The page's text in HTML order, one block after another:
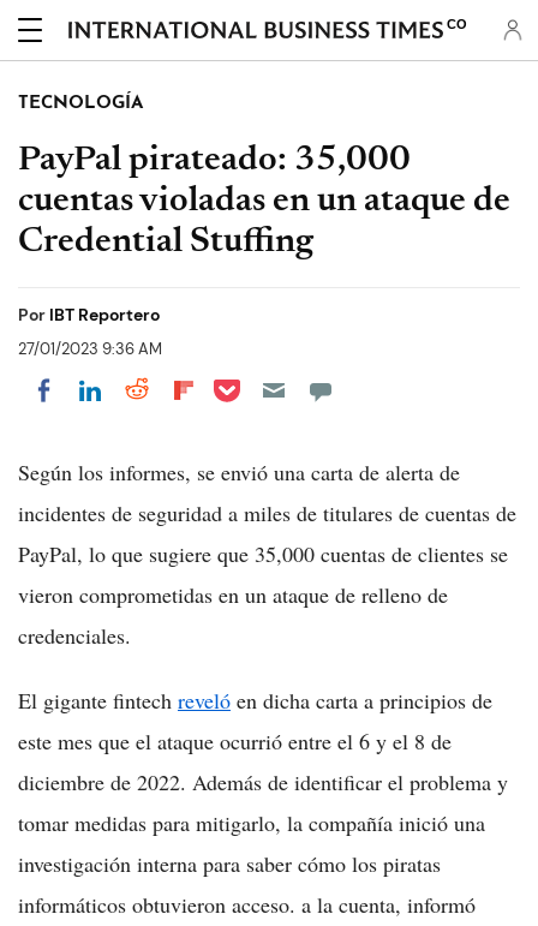
CO
TECNOLOGÍA
PayPal pirateado: 35,000
cuentas violadas en un ataque de
Credential Stuffing
Por IBT Reportero
27/01/2023 9:36 AM
Share on Facebook
Share on LinkedIn
Share on Reddit
Share on Flipboard
Share on Pocket
Según los informes, se envió una carta de alerta de
incidentes de seguridad a miles de titulares de cuentas de
PayPal, lo que sugiere que 35,000 cuentas de clientes se
vieron comprometidas en un ataque de relleno de
credenciales.
El gigante fintech reveló en dicha carta a principios de
este mes que el ataque ocurrió entre el 6 y el 8 de
diciembre de 2022. Además de identificar el problema y
tomar medidas para mitigarlo, la compañía inició una
investigación interna para saber cómo los piratas
informáticos obtuvieron acceso. a la cuenta, informó